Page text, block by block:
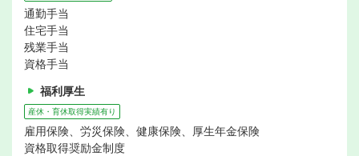
通勤手当
住宅手当
残業手当
資格手当
福利厚生
産休・育休取得実績有り
雇用保険、労災保険、健康保険、厚生年金保険
資格取得奨励金制度